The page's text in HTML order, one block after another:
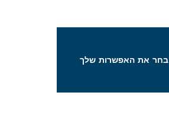
בחר את האפשרות שלך